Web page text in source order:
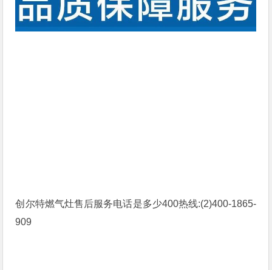
创尔特燃气灶售后服务电话是多少400热线:(2)400-1865-
909